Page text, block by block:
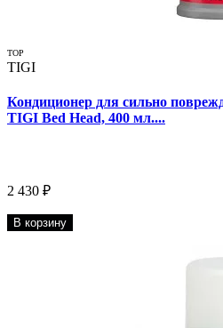
TOP
TIGI
Кондиционер для сильно
TIGI Bed Head, 400 мл....
2 430 ₽
В корзину